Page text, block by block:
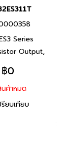
Series
Output,
P/N:
I/O Points
Capacity 64K
in RS-232, RS-
฿0
ค้าหมด
รียบเทียบ